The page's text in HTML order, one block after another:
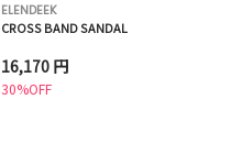
ELENDEEK
CROSS BAND SANDAL
16,170 円
30%OFF